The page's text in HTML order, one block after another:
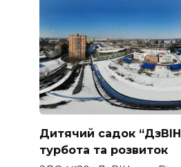
Дитячий садок
турбота та розвиток